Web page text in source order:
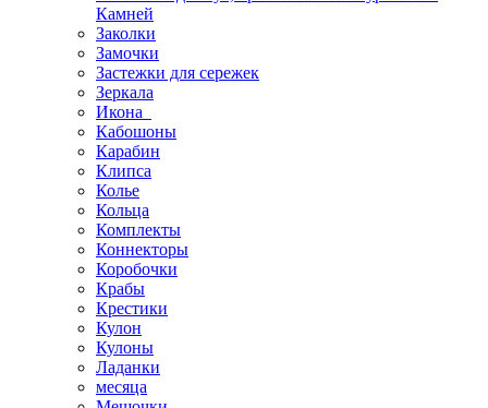
Камней
Заколки
Замочки
Застежки для сережек
Зеркала
Икона
Кабошоны
Карабин
Клипса
Колье
Кольца
Комплекты
Коннекторы
Коробочки
Крабы
Крестики
Кулон
Кулоны
Ладанки
месяца